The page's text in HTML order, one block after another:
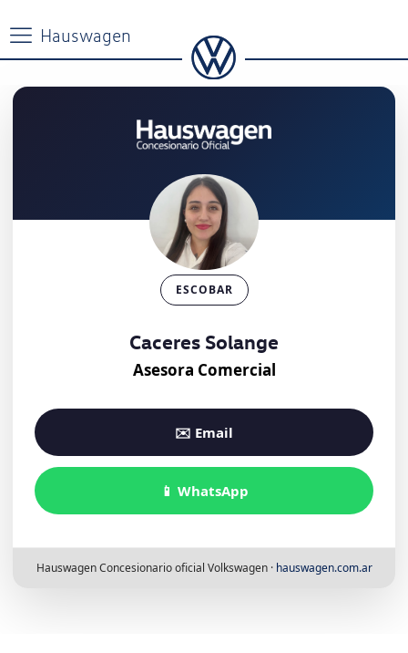
ESCOBAR
Caceres Solange
Asesora Comercial
✉️ Email
📱 WhatsApp
Hauswagen Concesionario oficial Volkswagen · hauswagen.com.ar